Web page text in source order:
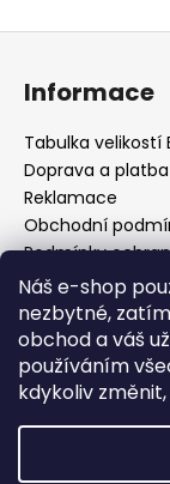
Náš e-shop
nezbytné,
obchod a váš
používáním
kdykoliv
Z
Informace
Tabulka velikostí
Doprava a platba
Reklamace
Obchodní
Podmínky
Odstoupení od
Cookies
Mapa serveru
B2B
Kontakt